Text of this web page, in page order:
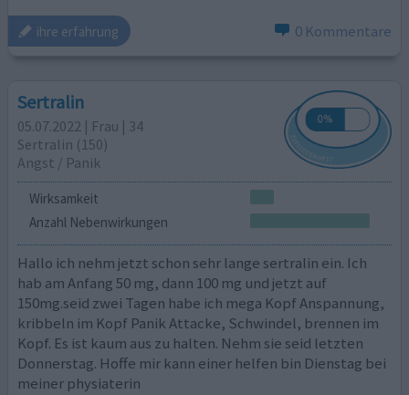
ihre erfahrung 0 Kommentare
Sertralin
05.07.2022 | Frau | 34
Sertralin (150)
Angst / Panik
Wirksamkeit
Anzahl Nebenwirkungen
Hallo ich nehm jetzt schon sehr lange sertralin ein. Ich
hab am Anfang 50 mg, dann 100 mg und jetzt auf
150mg.seid zwei Tagen habe ich mega Kopf Anspannung,
kribbeln im Kopf Panik Attacke, Schwindel, brennen im
Kopf. Es ist kaum aus zu halten. Nehm sie seid letzten
Donnerstag. Hoffe mir kann einer helfen bin Dienstag bei
meiner physiaterin